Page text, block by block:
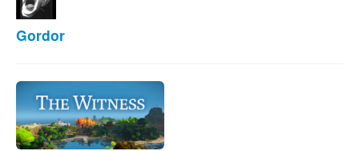
Gordor